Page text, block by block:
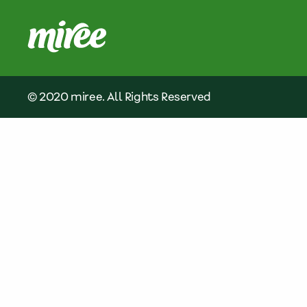
© 2020 miree. All Rights Reserved